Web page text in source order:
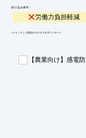
絞り込み条件：
労働力負担軽減
​▼チェックした製品のカタログをダウンロード
【農業向け】感電